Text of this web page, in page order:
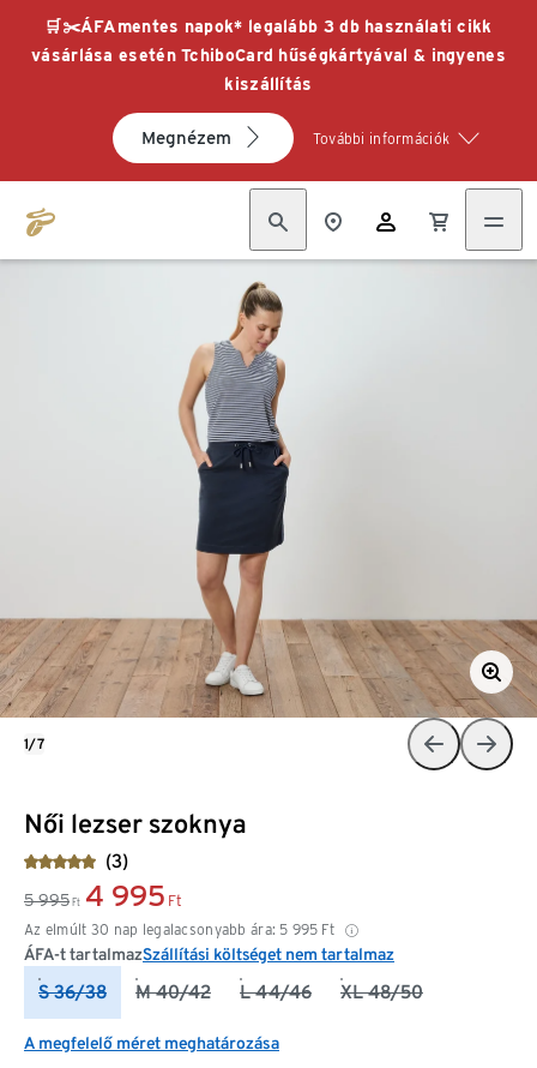
🛒✂️ÁFAmentes napok* legalább 3 db használati cikk
vásárlása esetén TchiboCard hűségkártyával & ingyenes
kiszállítás
Megnézem További információk
Női lezser szoknya
(3)
5 995 Ft 4 995 Ft
Az elmúlt 30 nap legalacsonyabb ára: 5 995 Ft
ÁFA-t tartalmazSzállítási költséget nem tartalmaz
S 36/38 M 40/42 L 44/46 XL 48/50
A megfelelő méret meghatározása
1/7